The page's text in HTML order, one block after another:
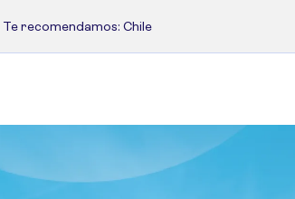
Te recomendamos: Chile